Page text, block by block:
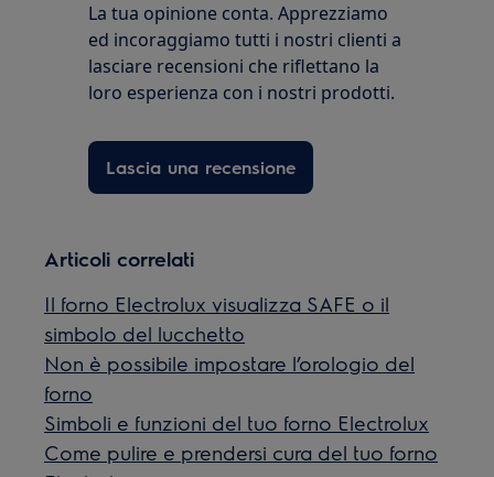
La tua opinione conta. Apprezziamo
ed incoraggiamo tutti i nostri clienti a
lasciare recensioni che riflettano la
loro esperienza con i nostri prodotti.
Lascia una recensione
Articoli correlati
Il forno Electrolux visualizza SAFE o il
simbolo del lucchetto
Non è possibile impostare l’orologio del
forno
Simboli e funzioni del tuo forno Electrolux
Come pulire e prendersi cura del tuo forno